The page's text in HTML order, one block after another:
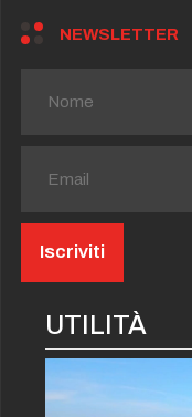
NEWSLETTER
UTILITÀ